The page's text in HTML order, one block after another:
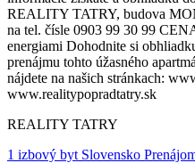
REALITY TATRY, budova
na tel. čísle 0903 99 30 99
energiami Dohodnite si
prenájmu tohto úžasného
nájdete na našich stránkach:
www.realitypopradtatry.sk
REALITY TATRY
1 izbový byt Slovensko